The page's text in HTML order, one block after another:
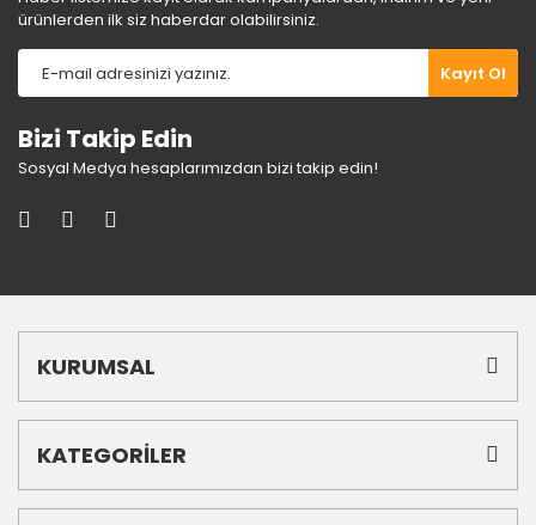
ürünlerden ilk siz haberdar olabilirsiniz.
Kayıt Ol
Bizi Takip Edin
Sosyal Medya hesaplarımızdan bizi takip edin!
KURUMSAL
KATEGORİLER